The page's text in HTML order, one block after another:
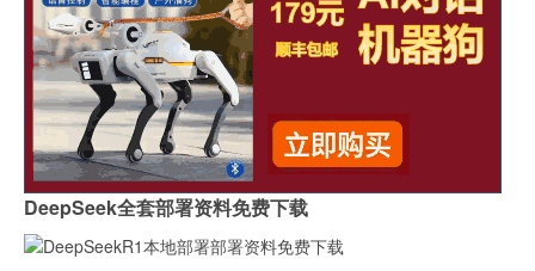
DeepSeek全套部署资料免费下载